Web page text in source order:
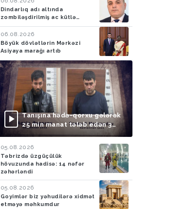
Dindarlıq adı altında
zombiləşdirilmiş ac kütlə…
06.08.2026
Böyük dövlətlərin Mərkəzi
Asiyaya marağı artıb
Tanışına hədə-qorxu gələrək
25 min manat tələb edən 3
nəfər saxlanılıb
05.08.2026
Təbrizdə üzgüçülük
hövuzunda hadisə: 14 nəfər
zəhərləndi
05.08.2026
Goyimlər biz yəhudilərə xidmət
etməyə məhkumdur